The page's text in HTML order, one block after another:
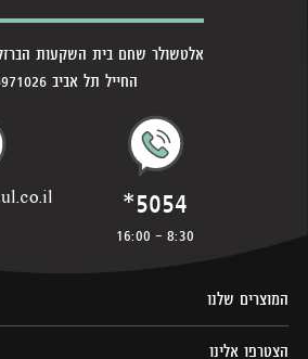
החייל תל אביב 6971026
*5054
8:30 - 16:00
המוצרים שלנו
הצטרפו אלינו